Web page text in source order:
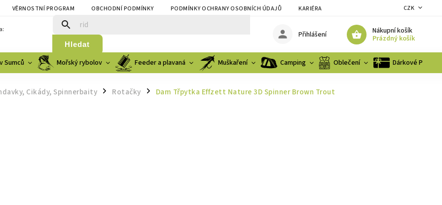
VĚRNOSTNÍ PROGRAM OBCHODNÍ PODMÍNKY PODMÍNKY OCHRANY OSOBNÍCH ÚDAJŮ KARIÉRA CZK
Hledat
Nákupní košík
Prázdný košík
Přihlášení
Sumců Mořský rybolov Feeder a plavaná Muškaření Camping Oblečení Dárkové
Cikády, Spinnerbaity / Rotačky / Dam Třpytka Effzett Nature 3D Spinner Brown Trout